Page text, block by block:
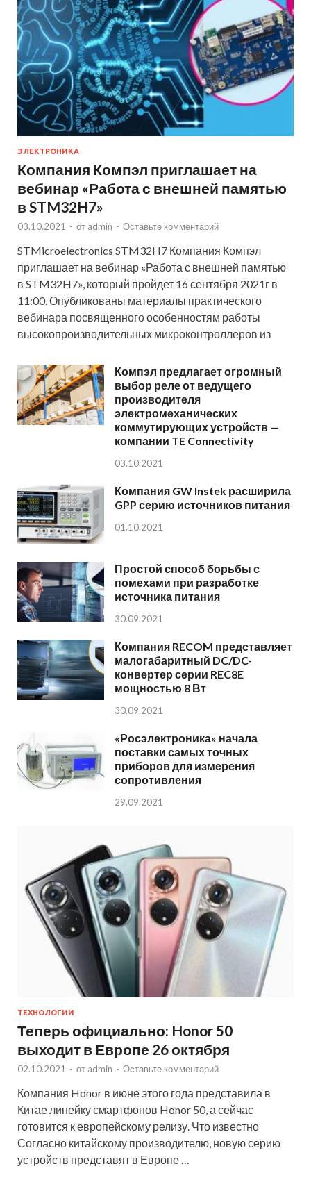
ЭЛЕКТРОНИКА
Компания Компэл приглашает на
вебинар «Работа с внешней памятью
в STM32H7»
03.10.2021 - от admin - Оставьте комментарий
STMicroelectronics STM32H7 Компания Компэл
приглашает на вебинар «Работа с внешней памятью
в STM32H7», который пройдет 16 сентября 2021г в
11:00. Опубликованы материалы практического
вебинара посвященного особенностям работы
высокопроизводительных микроконтроллеров из
Компэл предлагает огромный
выбор реле от ведущего
производителя
электромеханических
коммутирующих устройств —
компании TE Connectivity
03.10.2021
Компания GW Instek расширила
GPP серию источников питания
01.10.2021
Простой способ борьбы с
помехами при разработке
источника питания
30.09.2021
Компания RECOM представляет
малогабаритный DC/DC-
конвертер серии REC8E
мощностью 8 Вт
30.09.2021
«Росэлектроника» начала
поставки самых точных
приборов для измерения
сопротивления
29.09.2021
ТЕХНОЛОГИИ
Теперь официально: Honor 50
выходит в Европе 26 октября
02.10.2021 - от admin - Оставьте комментарий
Компания Honor в июне этого года представила в
Китае линейку смартфонов Honor 50, а сейчас
готовится к европейскому релизу. Что известно
Согласно китайскому производителю, новую серию
устройств представят в Европе …